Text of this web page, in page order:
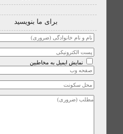
برای ما بنویسید
نمایش ایمیل به مخاطبین